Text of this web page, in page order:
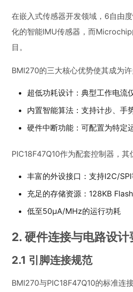
在嵌入式传感器开发领域，6自由
化的智能IMU传感器，而
目。
BMI270的三大核心优势使其成为许
超低功耗设计：典型工作电
内置智能算法：支持计步、手
硬件中断功能：可配置为特定
PIC18F47Q10作为配套控制器，其
丰富的外设接口：支持I2C/
充足的存储资源：128KB
低至50μA/MHz的运行功耗
2. 硬件连接与电路设计
2.1 引脚连接规范
BMI270与PIC18F47Q10的标准连